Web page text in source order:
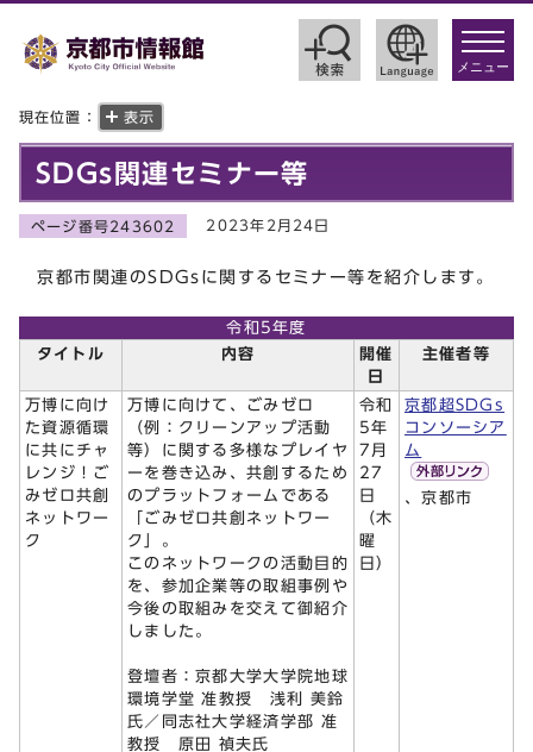
toggle
メニュー
現在位置： 表示
SDGs関連セミナー等
ページ番号243602 2023年2月24日
京都市関連のSDGsに関するセミナー等を紹介します。
令和5年度
タイトル
内容
開催
日
主催者等
万博に向け
た資源循環
に共にチャ
レンジ！ご
みゼロ共創
ネットワー
ク
万博に向けて、ごみゼロ
（例：クリーンアップ活動
等）に関する多様なプレイヤ
ーを巻き込み、共創するため
のプラットフォームである
「ごみゼロ共創ネットワー
ク」。
このネットワークの活動目的
を、参加企業等の取組事例や
今後の取組みを交えて御紹介
しました。
登壇者：京都大学大学院地球
環境学堂 准教授 浅利 美鈴
氏／同志社大学経済学部 准
教授 原田 禎夫氏
令和
5年
7月
27
日
（木
曜
日）
京都超SDGs
コンソーシア
ム
、京都市